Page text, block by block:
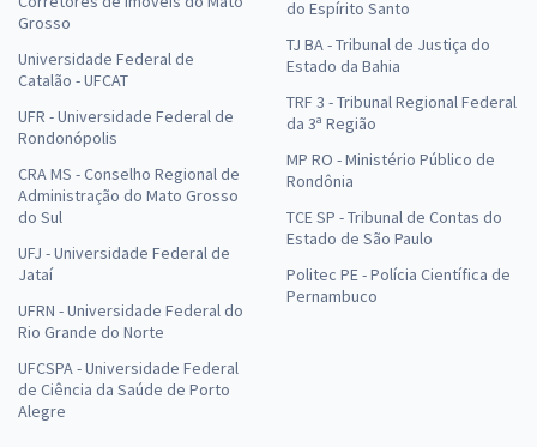
Grosso
Universidade Federal de
Catalão - UFCAT
UFR - Universidade Federal de
Rondonópolis
CRA MS - Conselho Regional de
Administração do Mato Grosso
do Sul
UFJ - Universidade Federal de
Jataí
UFRN - Universidade Federal do
Rio Grande do Norte
UFCSPA - Universidade Federal
de Ciência da Saúde de Porto
Alegre
do Espírito Santo
TJ BA - Tribunal de Justiça do
Estado da Bahia
TRF 3 - Tribunal Regional Federal
da 3ª Região
MP RO - Ministério Público de
Rondônia
TCE SP - Tribunal de Contas do
Estado de São Paulo
Politec PE - Polícia Científica de
Pernambuco